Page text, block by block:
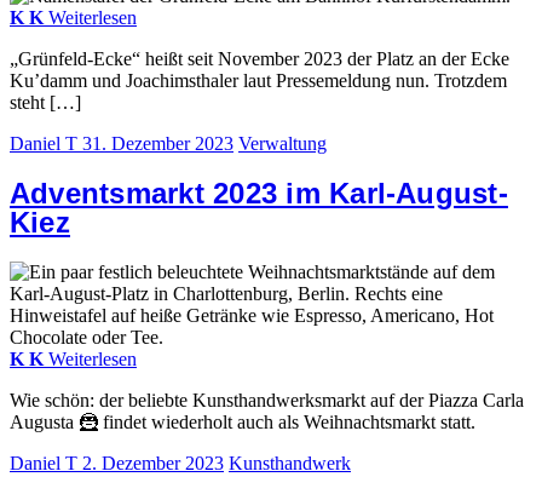
K K Weiterlesen
„Grünfeld-Ecke“ heißt seit November 2023 der Platz an der Ecke
Ku’damm und Joachimsthaler laut Pressemeldung nun. Trotzdem
steht […]
Daniel T 31. Dezember 2023 Verwaltung
Adventsmarkt 2023 im Karl-August-
Kiez
K K Weiterlesen
Wie schön: der beliebte Kunsthandwerksmarkt auf der Piazza Carla
Augusta 🦹 findet wiederholt auch als Weihnachtsmarkt statt.
Daniel T 2. Dezember 2023 Kunsthandwerk